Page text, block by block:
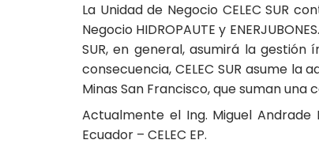
La Unidad de Negocio CELEC SUR
Negocio HIDROPAUTE y
SUR, en general, asumirá la gestión
consecuencia, CELEC SUR asume
Minas San Francisco, que suman
Actualmente el Ing. Miguel
Ecuador – CELEC EP.